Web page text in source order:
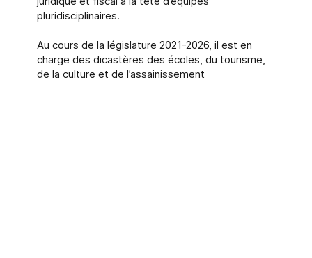
pluridisciplinaires.
Au cours de la législature 2021-2026, il est en
charge des dicastères des écoles, du tourisme,
de la culture et de l’assainissement